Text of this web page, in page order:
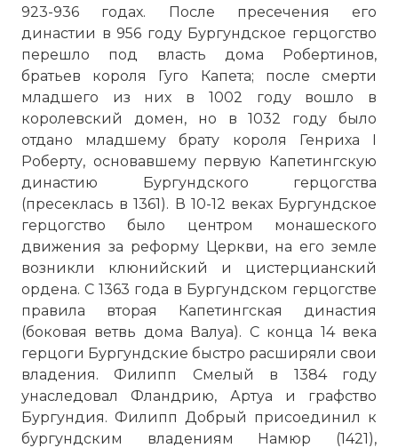
923-936 годах. После пресечения его
династии в 956 году Бургундское герцогство
перешло под власть дома Робертинов,
братьев короля Гуго Капета; после смерти
младшего из них в 1002 году вошло в
королевский домен, но в 1032 году было
отдано младшему брату короля Генриха I
Роберту, основавшему первую Капетингскую
династию Бургундского герцогства
(пресеклась в 1361). В 10-12 веках Бургундское
герцогство было центром монашеского
движения за реформу Церкви, на его земле
возникли клюнийский и цистерцианский
ордена. С 1363 года в Бургундском герцогстве
правила вторая Капетингская династия
(боковая ветвь дома Валуа). С конца 14 века
герцоги Бургундские быстро расширяли свои
владения. Филипп Смелый в 1384 году
унаследовал Фландрию, Артуа и графство
Бургундия. Филипп Добрый присоединил к
бургундским владениям Намюр (1421),